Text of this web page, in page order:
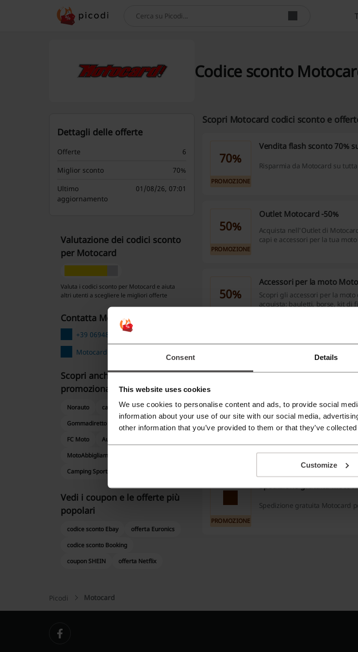
Consent Details
This website uses cookies
We use cookies to personalise content and ads, to provide social
information about your use of our site with our social media,
other information that you’ve provided to them or that they’ve
Customize
Cerca
Codice sconto
Scopri Motocard codici sconto e
70%
PROMOZIONE
Vendita flash sconto 70%
Risparmia da Motocard su
50%
PROMOZIONE
Outlet Motocard -50%
Acquista nell'Outlet di
capi e accessori per la tua
50%
Accessori per la moto
Scopri gli accessori per la
acquista: bauletti, borse, kit di
giorno per risparmiare! Non
Risparmi enormi con i
Stai cercando le migliori
offerte!
PROMOZIONE
Spedizione gratuita
Spedizione gratuita Motocard
Dettagli delle offerte
Offerte
6
Miglior sconto
70%
Ultimo
aggiornamento
01/08/26, 07:01
Valutazione dei codici sconto
per Motocard
Valuta i codici sconto per Motocard e aiuta
altri utenti a scegliere le migliori offerte
contatta Motocard
+39 0694803467
Motocard
Scopri anche codici
promozionali simili
Norauto
carVertical
Gommadiretto
Pneumatici.it
FC Moto
Autodoc
MotoAbbigliamento
Camping Sport Magenta
Vedi i coupon e le offerte più
popolari
codice sconto Ebay
offerta Euronics
codice sconto Booking
coupon SHEIN
offerta Netflix
Picodi Motocard